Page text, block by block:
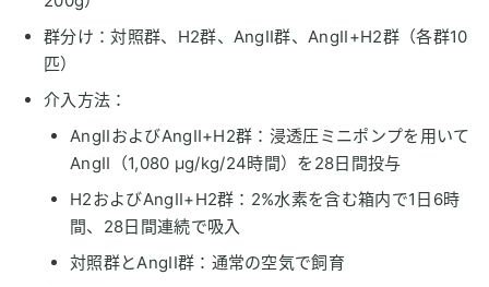
群分け：対照群、H2群、AngII群、AngII+H2群（各群10
匹）
介入方法：
AngIIおよびAngII+H2群：浸透圧ミニポンプを用いて
AngII（1,080 μg/kg/24時間）を28日間投与
H2およびAngII+H2群：2%水素を含む箱内で1日6時
間、28日間連続で吸入
対照群とAngII群：通常の空気で飼育